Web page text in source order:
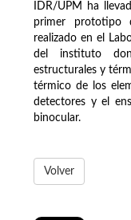
IDR/UPM ha
primer prototipo
realizado en el
del instituto
estructurales y
térmico de los
detectores y el
binocular.
Volver